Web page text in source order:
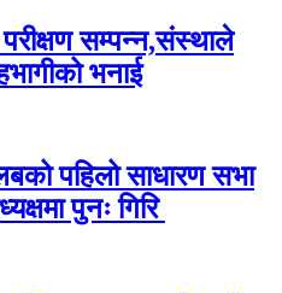
सम्पन्न,संस्थाले
भनाई
पहिलो साधारण सभा
पुनः गिरि